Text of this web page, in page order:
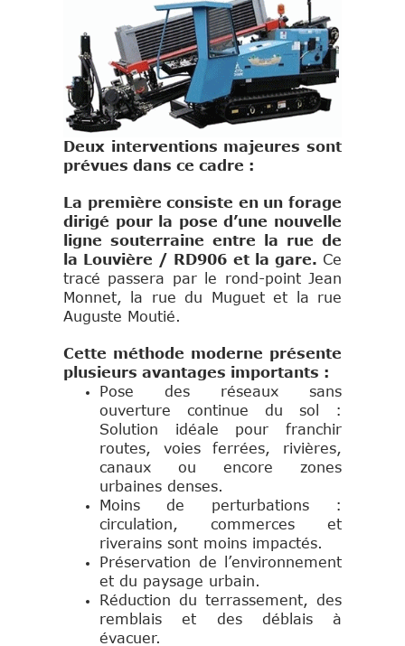
Deux interventions majeures sont
prévues dans ce cadre :
La première consiste en un forage
dirigé pour la pose d’une nouvelle
ligne souterraine entre la rue de
la Louvière / RD906 et la gare. Ce
tracé passera par le rond-point Jean
Monnet, la rue du Muguet et la rue
Auguste Moutié.
Cette méthode moderne présente
plusieurs avantages importants :
Pose des réseaux sans
ouverture continue du sol :
Solution idéale pour franchir
routes, voies ferrées, rivières,
canaux ou encore zones
urbaines denses.
Moins de perturbations :
circulation, commerces et
riverains sont moins impactés.
Préservation de l’environnement
et du paysage urbain.
Réduction du terrassement, des
remblais et des déblais à
évacuer.